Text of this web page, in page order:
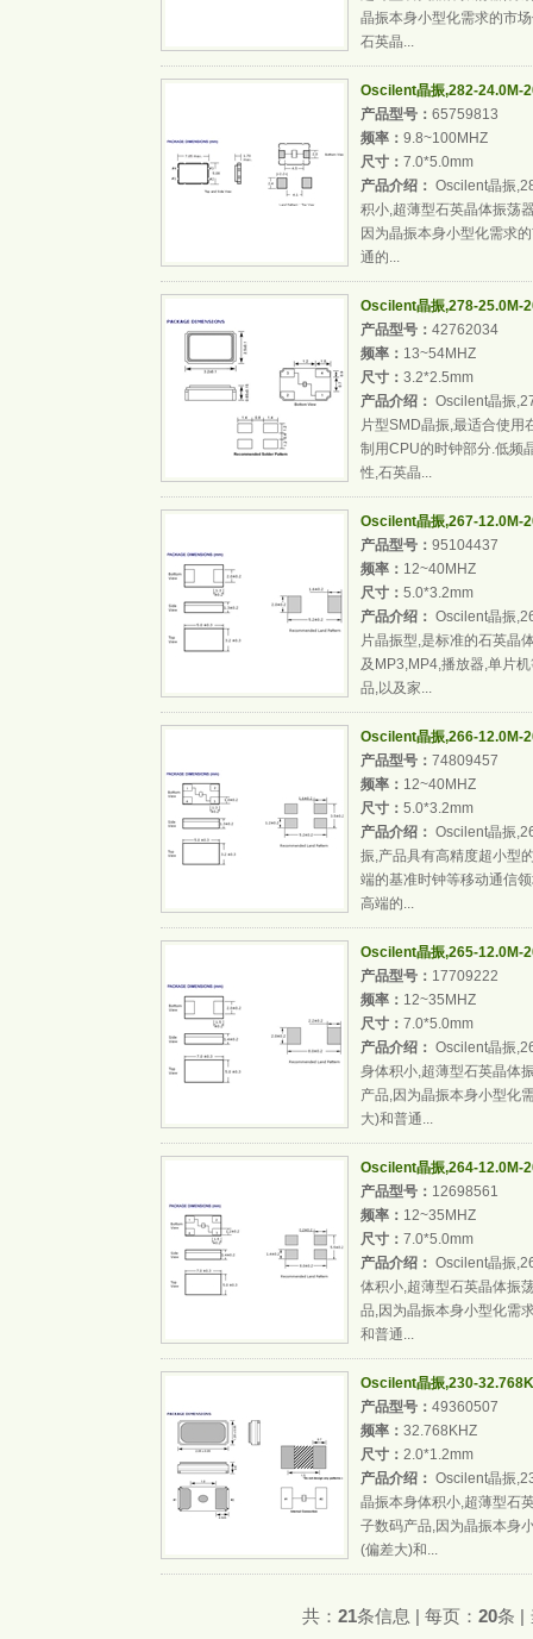
晶振本身小型化需求的市
石英晶...
Oscilent晶振,282-24.0M-
产品型号： 65759813
频率： 9.8~100MHZ
尺寸： 7.0*5.0mm
产品介绍： Oscilent晶振
积小,超薄型石英晶体振荡
因为晶振本身小型化需求
通的...
Oscilent晶振,278-25.0M-
产品型号： 42762034
频率： 13~54MHZ
尺寸： 3.2*2.5mm
产品介绍： Oscilent晶振
片型SMD晶振,最适合使用
制用CPU的时钟部分.低频
性,石英晶...
Oscilent晶振,267-12.0M-
产品型号： 95104437
频率： 12~40MHZ
尺寸： 5.0*3.2mm
产品介绍： Oscilent晶振
片晶振型,是标准的石英晶
及MP3,MP4,播放器,单片
品,以及家...
Oscilent晶振,266-12.0M-
产品型号： 74809457
频率： 12~40MHZ
尺寸： 5.0*3.2mm
产品介绍： Oscilent晶振
振,产品具有高精度超小型
端的基准时钟等移动通信
高端的...
Oscilent晶振,265-12.0M-
产品型号： 17709222
频率： 12~35MHZ
尺寸： 7.0*5.0mm
产品介绍： Oscilent晶振
身体积小,超薄型石英晶体
产品,因为晶振本身小型化
大)和普通...
Oscilent晶振,264-12.0M-
产品型号： 12698561
频率： 12~35MHZ
尺寸： 7.0*5.0mm
产品介绍： Oscilent晶振
体积小,超薄型石英晶体振
品,因为晶振本身小型化需
和普通...
Oscilent晶振,230-
产品型号： 49360507
频率： 32.768KHZ
尺寸： 2.0*1.2mm
产品介绍： Oscilent晶振
晶振本身体积小,超薄型石
子数码产品,因为晶振本身
(偏差大)和...
共： 21条信息 | 每页： 20条 |